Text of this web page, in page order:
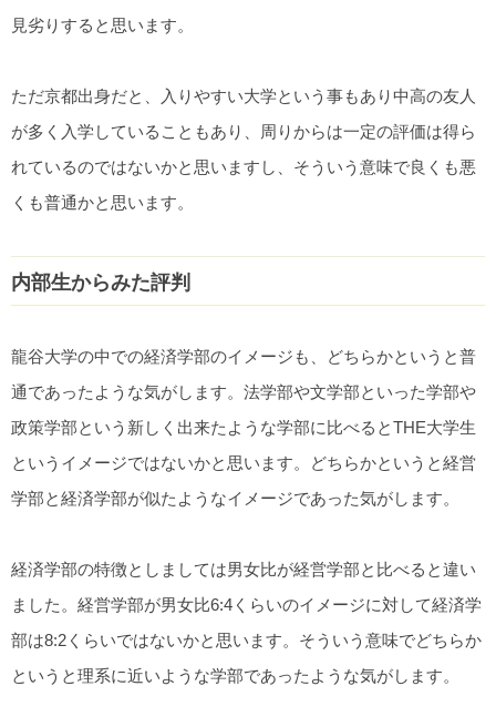
見劣りすると思います。
ただ京都出身だと、入りやすい大学という事もあり中高の友人
が多く入学していることもあり、周りからは一定の評価は得ら
れているのではないかと思いますし、そういう意味で良くも悪
くも普通かと思います。
内部生からみた評判
龍谷大学の中での経済学部のイメージも、どちらかというと普
通であったような気がします。法学部や文学部といった学部や
政策学部という新しく出来たような学部に比べるとTHE大学生
というイメージではないかと思います。どちらかというと経営
学部と経済学部が似たようなイメージであった気がします。
経済学部の特徴としましては男女比が経営学部と比べると違い
ました。経営学部が男女比6:4くらいのイメージに対して経済学
部は8:2くらいではないかと思います。そういう意味でどちらか
というと理系に近いような学部であったような気がします。